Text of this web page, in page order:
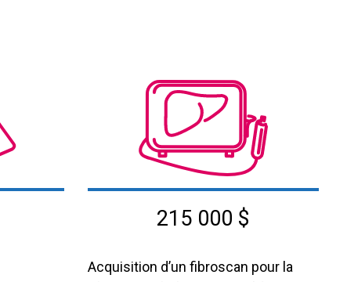
215 000 $
Acquisition d’un fibroscan pour la